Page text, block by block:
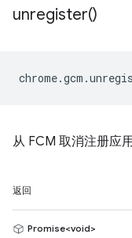
unregister()
chrome.gcm .
从 FCM 取消注册应用
返回
Promise<void>